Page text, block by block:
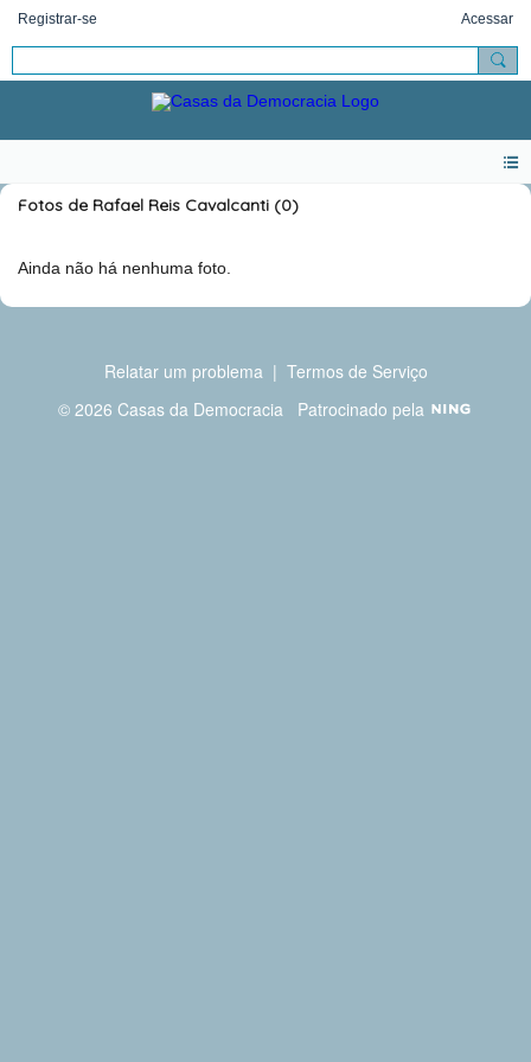
Registrar-se Acessar
Fotos de Rafael Reis Cavalcanti (0)
Ainda não há nenhuma foto.
Relatar um problema| Termos de Serviço
© 2026 Casas da Democracia Patrocinado pela